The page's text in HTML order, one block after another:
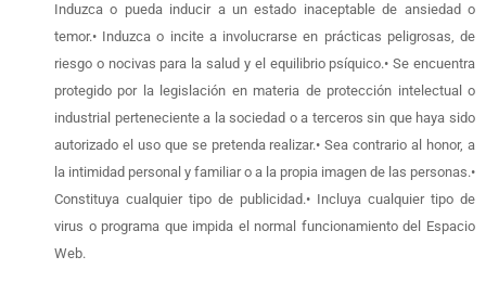
Induzca o pueda inducir a un estado inaceptable de ansiedad o
temor.• Induzca o incite a involucrarse en prácticas peligrosas, de
riesgo o nocivas para la salud y el equilibrio psíquico.• Se encuentra
protegido por la legislación en materia de protección intelectual o
industrial perteneciente a la sociedad o a terceros sin que haya sido
autorizado el uso que se pretenda realizar.• Sea contrario al honor, a
la intimidad personal y familiar o a la propia imagen de las personas.•
Constituya cualquier tipo de publicidad.• Incluya cualquier tipo de
virus o programa que impida el normal funcionamiento del Espacio
Web.